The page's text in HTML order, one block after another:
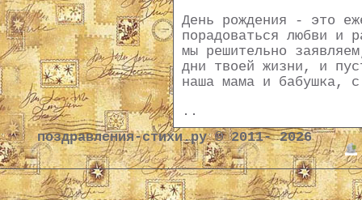
День рождения - это
порадоваться любви и
мы решительно
дни твоей жизни, и
наша мама и бабушка,
..
поздравления-стихи.ру © 2011- 2026